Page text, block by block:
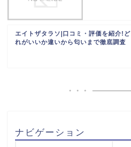
エイトザタラソ|口コミ・評価を紹介!ど
れがいいか違いから匂いまで徹底調査
ナビゲーション